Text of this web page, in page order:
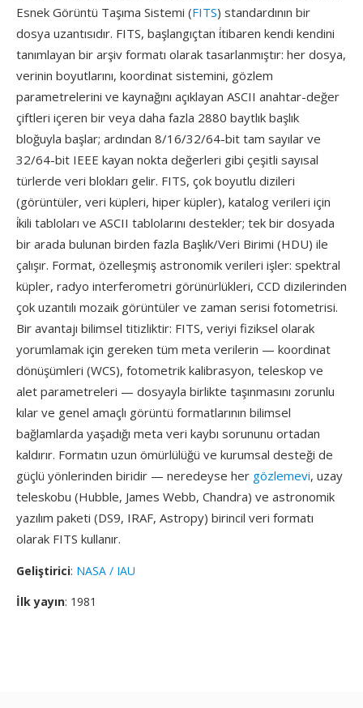
Esnek Görüntü Taşıma Sistemi (FITS) standardının bir
dosya uzantısıdır. FITS, başlangıçtan i̇tibaren kendi kendini
tanımlayan bir arşiv formatı olarak tasarlanmıştır: her dosya,
verinin boyutlarını, koordinat sistemini, gözlem
parametrelerini ve kaynağını açıklayan ASCII anahtar-değer
çiftleri içeren bir veya daha fazla 2880 baytlık başlık
bloğuyla başlar; ardından 8/16/32/64-bit tam sayılar ve
32/64-bit IEEE kayan nokta değerleri gibi çeşitli sayısal
türlerde veri blokları gelir. FITS, çok boyutlu dizileri
(görüntüler, veri küpleri, hiper küpler), katalog verileri için
i̇kili tabloları ve ASCII tablolarını destekler; tek bir dosyada
bir arada bulunan birden fazla Başlık/Veri Birimi (HDU) ile
çalışır. Format, özelleşmiş astronomik verileri işler: spektral
küpler, radyo interferometri görünürlükleri, CCD dizilerinden
çok uzantılı mozaik görüntüler ve zaman serisi fotometrisi.
Bir avantajı bilimsel titizliktir: FITS, veriyi fiziksel olarak
yorumlamak için gereken tüm meta verilerin — koordinat
dönüşümleri (WCS), fotometrik kalibrasyon, teleskop ve
alet parametreleri — dosyayla birlikte taşınmasını zorunlu
kılar ve genel amaçlı görüntü formatlarının bilimsel
bağlamlarda yaşadığı meta veri kaybı sorununu ortadan
kaldırır. Formatın uzun ömürlülüğü ve kurumsal desteği de
güçlü yönlerinden biridir — neredeyse her gözlemevi, uzay
teleskobu (Hubble, James Webb, Chandra) ve astronomik
yazılım paketi (DS9, IRAF, Astropy) birincil veri formatı
olarak FITS kullanır.
Geliştirici: NASA / IAU
İlk yayın: 1981